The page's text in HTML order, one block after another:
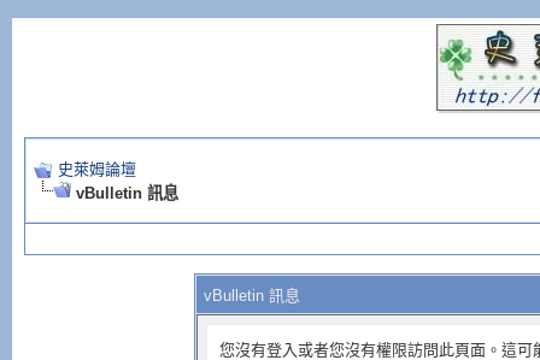
史萊姆論壇
vBulletin 訊息
vBulletin 訊息
您沒有登入或者您沒有權限訪問此頁面。這可